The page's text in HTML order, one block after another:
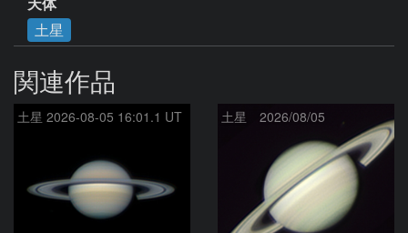
土星
関連作品
土星 2026-08-05 16:01.1 UT 土星 2026/08/05